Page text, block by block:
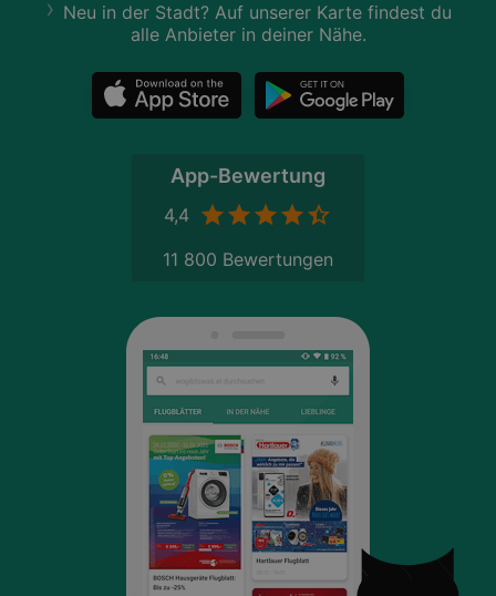
Neu in der Stadt? Auf unserer Karte findest du
alle Anbieter in deiner Nähe.
App-Bewertung
4,4
11 800 Bewertungen